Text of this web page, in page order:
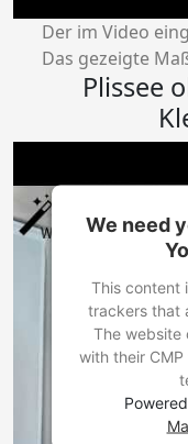
Der im Video
Das gezeigte
Plissee
We need
This content
trackers that
The website
with their